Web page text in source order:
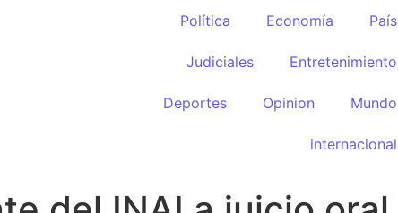
Política Economía País
Judiciales Entretenimiento
Deportes Opinion Mundo
internacional